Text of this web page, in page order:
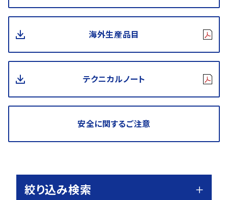
海外生産品目
テクニカルノート
安全に関するご注意
絞り込み検索